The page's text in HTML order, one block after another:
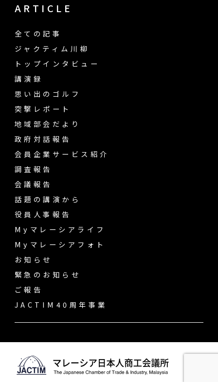
ARTICLE
全ての記事
ジャクティム川柳
トップインタビュー
講演録
思い出のゴルフ
突撃レポート
地域部会だより
政府対話報告
会員企業サービス紹介
調査報告
会議報告
話題の講演から
役員人事報告
Myマレーシアライフ
Myマレーシアフォト
お知らせ
緊急のお知らせ
ご報告
JACTIM40周年事業